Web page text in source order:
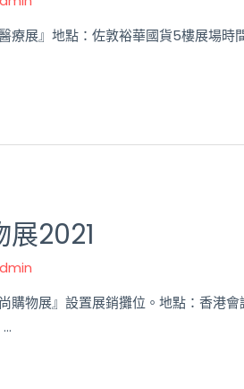
療展』地點：佐敦裕華國貨5樓展場時
展2021
購物展』設置展銷攤位。地點：香港
…